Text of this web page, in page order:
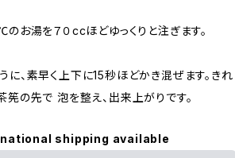
のお湯を７０ccほどゆっくりと注ぎます。
に、素早く上下に15秒ほどかき混ぜます。きれ
筅の先で 泡を整え、出来上がりです。
shipping available